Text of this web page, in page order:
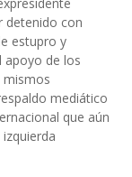
detenido con
estupro y
apoyo de los
mismos
mediático
que aún